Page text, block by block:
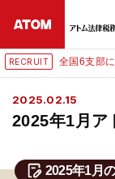
、アソシエイト弁護士
2025.02.15
2025年1月ア
2025年1月
無料相